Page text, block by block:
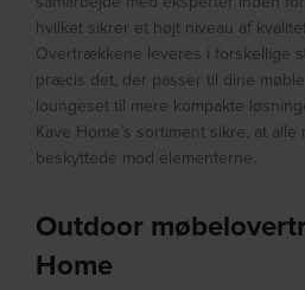
hvilket sikrer et højt niveau af
Overtrækkene leveres i forskellige
præcis det, der passer til dine
loungeset til mere kompakte
Kave Home’s sortiment sikre, at
beskyttede mod elementerne.
Outdoor
Home